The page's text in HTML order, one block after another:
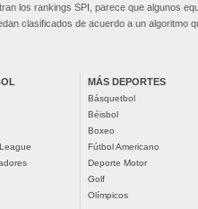
los rankings SPI, parece que algunos
clasificados de acuerdo a un algoritmo
MÁS DEPORTES
Básquetbol
Béisbol
Boxeo
Fútbol Americano
Deporte Motor
Golf
Olímpicos